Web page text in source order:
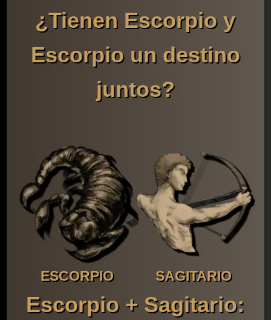
¿Tienen Escorpio y
Escorpio un destino
juntos?
ESCORPIO SAGITARIO
Escorpio + Sagitario: